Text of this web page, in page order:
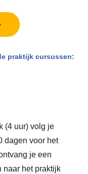
praktijk cursussen:
(4 uur) volg je
dagen voor het
je een
naar het praktijk